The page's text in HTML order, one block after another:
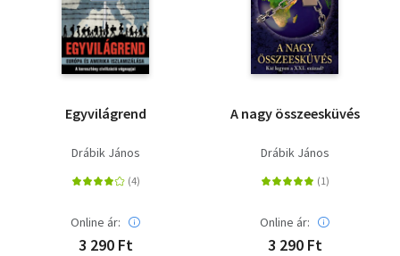
Egyvilágrend
Drábik János
Online ár:
3 290 Ft
A nagy összeesküvés
Drábik János
Online ár:
3 290 Ft